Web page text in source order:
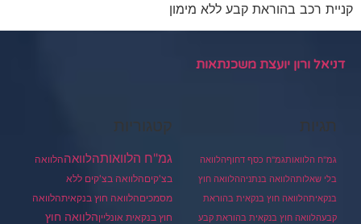
קניית רכב בהוראת קבע ללא מימון
דניאל ורון יועצת משכנתאות
תגיות
גמ"ח הלוואותגמ"ח כסף דחוףהלוואה
בלי שאלותהלוואה בנתניההלוואה חוץ
בנקאיתהלוואה חוץ בנקאית בהוראת
קבעהלוואה חוץ בנקאית בהוראת קבע
קטגוריות
גמ"ח הלוואותהלוואההלוואה
בצ'קיםהלוואה בצ'קים ללא
מסמכיםהלוואה חוץ בנקאיתהלוואה
חוץ בנקאית אונלייןהלוואה חוץ